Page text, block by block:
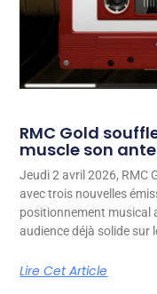
RMC Gold
muscle son
Jeudi 2 avril 2026, RMC
avec trois nouvelles
positionnement musical
audience déjà solide sur
Lire Cet Article